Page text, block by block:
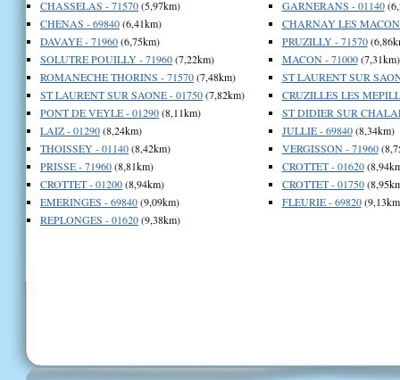
CHASSELAS - 71570(5,97km)
CHENAS - 69840(6,41km)
DAVAYE - 71960(6,75km)
SOLUTRE POUILLY - 71960(7,22km)
ROMANECHE THORINS - 71570(7,48km)
ST LAURENT SUR SAONE - 01750(7,82km)
PONT DE VEYLE - 01290(8,11km)
LAIZ - 01290(8,24km)
THOISSEY - 01140(8,42km)
PRISSE - 71960(8,81km)
CROTTET - 01200(8,94km)
EMERINGES - 69840(9,09km)
REPLONGES - 01620(9,38km)
GARNERANS - 01140
CHARNAY LES
PRUZILLY - 71570
MACON - 71000(7,31km)
ST LAURENT SUR
CRUZILLES LES
ST DIDIER SUR
JULLIE - 69840(8,34km)
VERGISSON - 71960
CROTTET - 01620
CROTTET - 01750
FLEURIE - 69820